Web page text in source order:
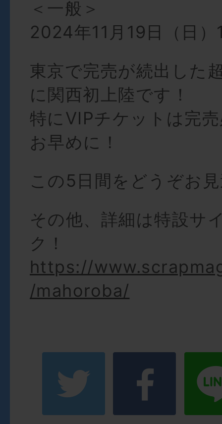
＜一般＞
2024年11月19日（日
東京で完売が続出した
に関西初上陸です！
特にVIPチケットは完
お早めに！
この5日間をどうぞお
その他、詳細は特設サ
ク！
https://
/mahoroba/